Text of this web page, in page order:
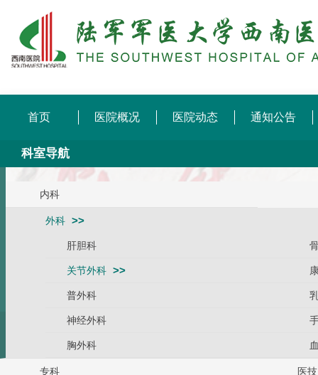
首页 医院概况 医院动态 通知公告
科室导航
内科
外科
肝胆科
关节外科
普外科
神经外科
胸外科
专科 医技